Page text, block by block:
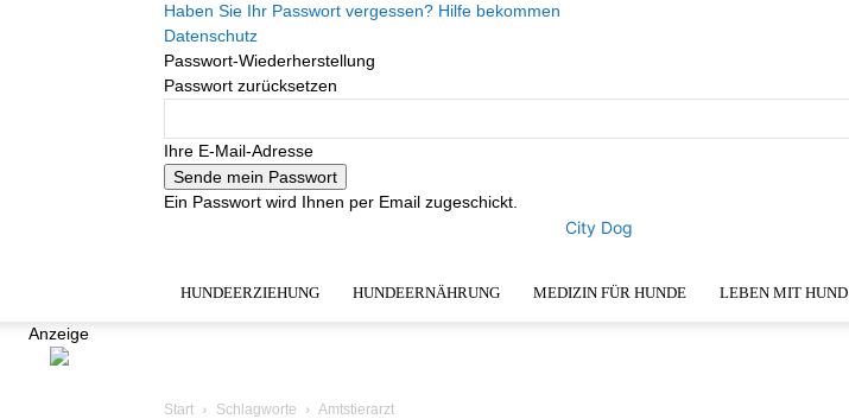
Haben Sie Ihr Passwort vergessen? Hilfe bekommen
Datenschutz
Passwort-Wiederherstellung
Passwort zurücksetzen
Ihre E-Mail-Adresse
Ein Passwort wird Ihnen per Email zugeschickt.
City Dog
HUNDEERZIEHUNG HUNDEERNÄHRUNG MEDIZIN FÜR HUNDE LEBEN MIT HUND
Anzeige
Start Schlagworte Amtstierarzt